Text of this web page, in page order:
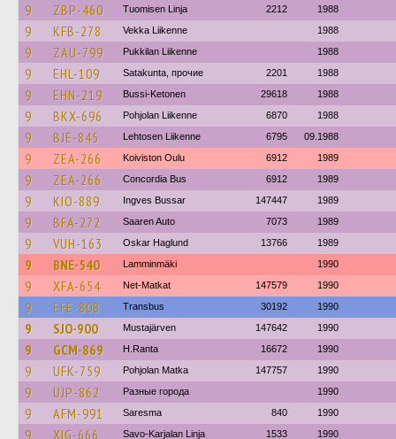
9 ZBP-460 Tuomisen Linja 2212 1988
9 KFB-278 Vekka Liikenne 1988
9 ZAU-799 Pukkilan Liikenne 1988
9 EHL-109 Satakunta, прочие 2201 1988
9 EHN-219 Bussi-Ketonen 29618 1988
9 BKX-696 Pohjolan Liikenne 6870 1988
9 BJE-845 Lehtosen Liikenne 6795 09.1988
9 ZEA-266 Koiviston Oulu 6912 1989
9 ZEA-266 Concordia Bus 6912 1989
9 KIO-889 Ingves Bussar 147447 1989
9 BFA-272 Saaren Auto 7073 1989
9 VUH-163 Oskar Haglund 13766 1989
9 BNE-540 Lamminmäki 1990
9 XFA-654 Net-Matkat 147579 1990
9 EFE-808 Transbus 30192 1990
9 SJO-900 Mustajärven 147642 1990
9 GCM-869 H.Ranta 16672 1990
9 UFK-759 Pohjolan Matka 147757 1990
9 UJP-862 Разные города 1990
9 AFM-991 Saresma 840 1990
9 XIG-666 Savo-Karjalan Linja 1533 1990